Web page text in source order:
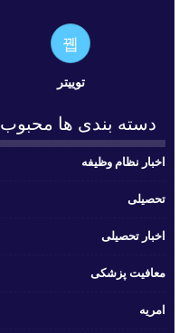
توییتر
دسته بندی ها محبوب
اخبار نظام وظیفه
تحصیلی
اخبار تحصیلی
معافیت پزشکی
امریه